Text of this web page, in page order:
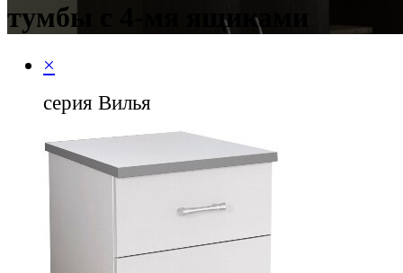
тумбы с 4-мя ящиками
×
серия Вилья